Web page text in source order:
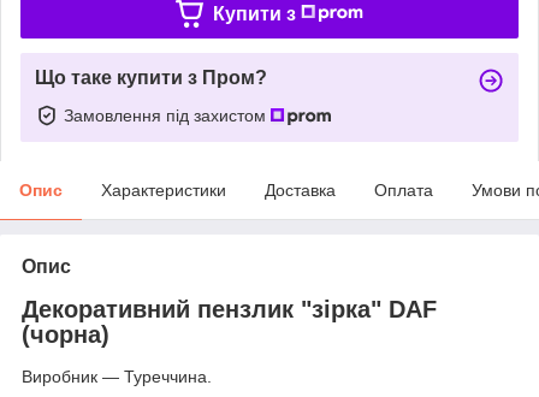
Купити з
Що таке купити з Пром?
Замовлення під захистом
Опис Характеристики Доставка Оплата Умови
Опис
Декоративний пензлик "зірка" DAF
(чорна)
Виробник — Туреччина.